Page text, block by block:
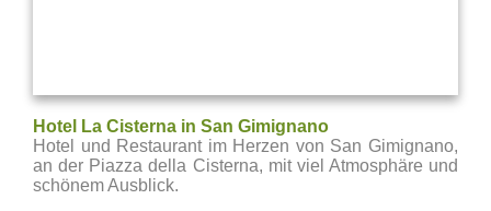
Hotel La Cisterna in San Gimignano
Hotel und Restaurant im Herzen von San Gimignano,
an der Piazza della Cisterna, mit viel Atmosphäre und
schönem Ausblick.